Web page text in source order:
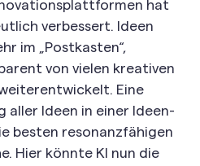
hat
verbessert. Ideen
im „Postkasten“,
von vielen kreativen
Eine
aller Ideen in einer Ideen-
besten resonanzfähigen
Hier könnte KI nun die